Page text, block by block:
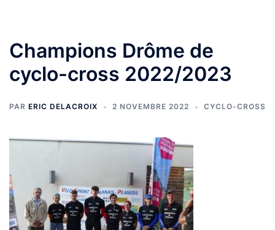
Champions Drôme de
cyclo-cross 2022/2023
PAR ERIC DELACROIX 2 NOVEMBRE 2022 CYCLO-CROSS